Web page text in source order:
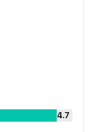
4.7